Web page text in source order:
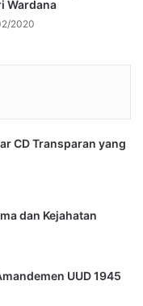
Wardana
2020
CD Transparan yang
dan Kejahatan
UUD 1945